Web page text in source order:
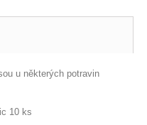
u některých potravin
10 ks